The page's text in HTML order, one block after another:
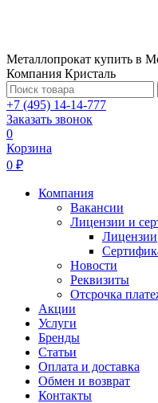
Металлопрокат купить в
Компания Кристаль
+7 (495) 14-14-777
Заказать звонок
0
Корзина
0 ₽
Компания
Вакансии
Лицензии и
Лицензии
Новости
Реквизиты
Отсрочка
Акции
Услуги
Бренды
Статьи
Оплата и доставка
Обмен и возврат
Контакты